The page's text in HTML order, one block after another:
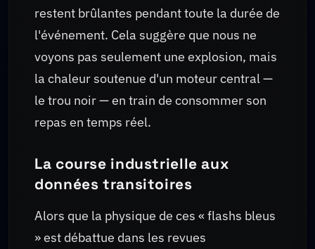
restent brûlantes pendant toute la durée de
l'événement. Cela suggère que nous ne
voyons pas seulement une explosion, mais
la chaleur soutenue d'un moteur central —
le trou noir — en train de consommer son
repas en temps réel.
La course industrielle aux
données transitoires
Alors que la physique de ces « flashs bleus
» est débattue dans les revues